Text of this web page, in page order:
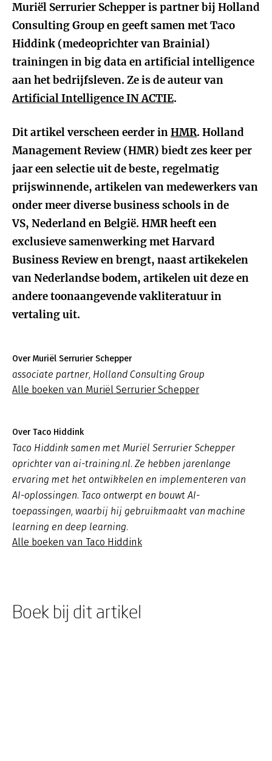
Muriël Serrurier Schepper is partner bij Holland
Consulting Group en geeft samen met Taco
Hiddink (medeoprichter van Brainial)
trainingen in big data en artificial intelligence
aan het bedrijfsleven. Ze is de auteur van
Artificial Intelligence IN ACTIE.
Dit artikel verscheen eerder inHMR. Holland
Management Review (HMR) biedt zes keer per
jaar een selectie uit de beste, regelmatig
prijswinnende, artikelen van medewerkers van
onder meer diverse business schools in de
VS, Nederland en België. HMR heeft een
exclusieve samenwerking met Harvard
Business Review en brengt, naast artikekelen
van Nederlandse bodem, artikelen uit deze en
andere toonaangevende vakliteratuur in
vertaling uit.
Over Muriël Serrurier Schepper
associate partner, Holland Consulting Group
Alle boeken van Muriël Serrurier Schepper
Over Taco Hiddink
Taco Hiddink samen met Muriël Serrurier Schepper
oprichter van ai-training.nl. Ze hebben jarenlange
ervaring met het ontwikkelen en implementeren van
AI-oplossingen. Taco ontwerpt en bouwt AI-
toepassingen, waarbij hij gebruikmaakt van machine
learning en deep learning.
Alle boeken van Taco Hiddink
Boek bij dit artikel